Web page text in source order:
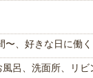
〜、好きな日に働
呂、洗面所、リ